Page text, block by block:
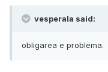
vesperala said:
obligarea e problema.